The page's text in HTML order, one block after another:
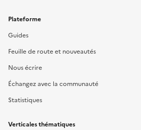
Plateforme
Guides
Feuille de route et nouveautés
Nous écrire
Échangez avec la communauté
Statistiques
Verticales thématiques